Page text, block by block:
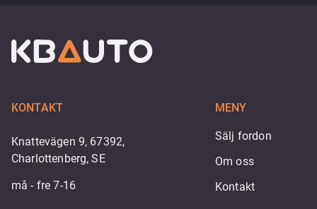
KONTAKT
Knattevägen 9, 67392,
Charlottenberg, SE
må - fre 7-16
MENY
Sälj fordon
Om oss
Kontakt